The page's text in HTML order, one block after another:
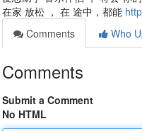
在家 放松 ， 在 途中，都能
Comments
Who
Comments
Submit a Comment
No HTML